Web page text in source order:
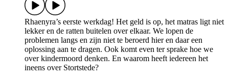
Rhaenyra’s eerste werkdag! Het geld is op, het matras ligt niet
lekker en de ratten buitelen over elkaar. We lopen de
problemen langs en zijn niet te beroerd hier en daar een
oplossing aan te dragen. Ook komt even ter sprake hoe we
over kindermoord denken. En waarom heeft iedereen het
ineens over Stortstede?